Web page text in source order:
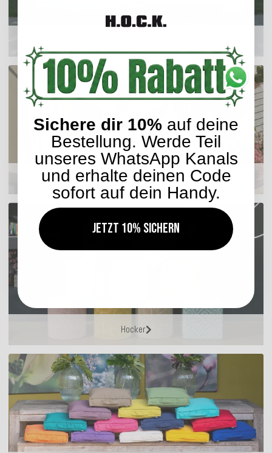
Sitzkissen
Hocker
Sichere dir 10% auf deine
Bestellung. Werde Teil
unseres WhatsApp Kanals
und erhalte deinen Code
sofort auf dein Handy.
Jetzt 10% sichern